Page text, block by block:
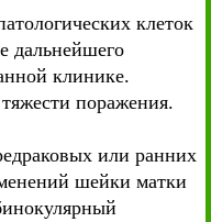
клеток
дальнейшего
клинике.
поражения.
или ранних
шейки матки